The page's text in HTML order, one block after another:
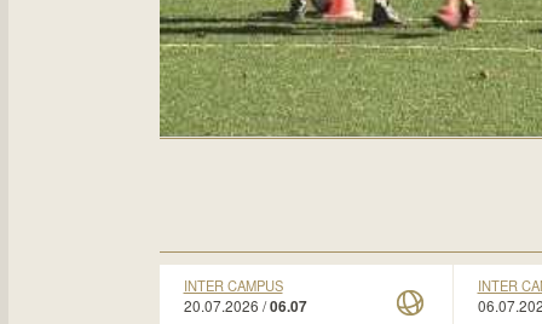
INTER CAMPUS
20.07.2026 /06.07
INTER